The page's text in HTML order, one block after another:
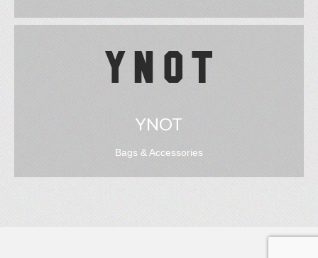
YNOT
Bags & Accessories